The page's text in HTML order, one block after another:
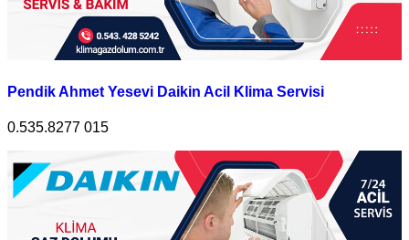
Pendik Ahmet Yesevi Daikin Acil Klima Servisi
0.535.8277 015